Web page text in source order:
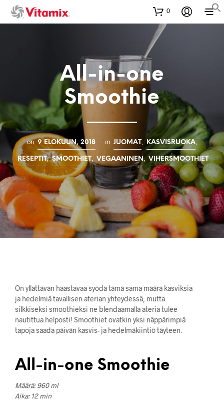
0
All-in-one
Smoothie
on 9 ELOKUUN, 2018 in JUOMAT, KASVISRUOKA
RESEPTIT, SMOOTHIET, VEGAANINEN, VIHERSMOOTHIET
On yllättävän haastavaa syödä tämä sama määrä kasviksia
ja hedelmiä tavallisen aterian yhteydessä, mutta
silkkiseksi smoothieksi ne blendaamalla ateria tulee
nautittua helposti! Smoothiet ovatkin yksi näppärimpiä
tapoja saada päivän kasvis- ja hedelmäkiintiö täyteen.
All-in-one Smoothie
Määrä: 960 ml
Aika: 12 min